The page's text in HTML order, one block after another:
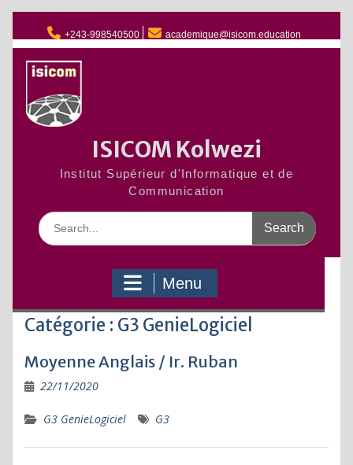
to
content
+243-998540500 academique@isicom.education
ISICOM Kolwezi
Institut Supérieur d'Informatique et de
Communication
Search
for:
Menu
Catégorie : G3 GenieLogiciel
Moyenne Anglais / Ir. Ruban
22/11/2020
G3 GenieLogiciel G3